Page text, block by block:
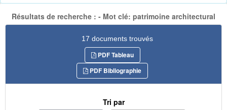
Résultats de recherche : - Mot clé: patrimoine architectural
17 documents trouvés
PDF Tableau
PDF Bibliographie
Tri par